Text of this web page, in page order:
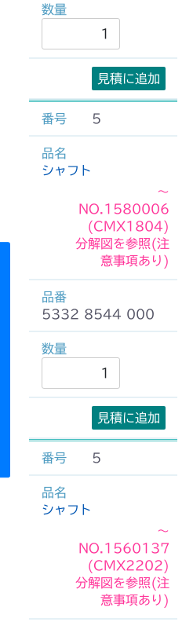
見積に追加
5
シャフト
～
NO.1580006
(CMX1804)
分解図を参照(注
意事項あり)
5332 8544 000
見積に追加
5
シャフト
～
NO.1560137
(CMX2202)
分解図を参照(注
意事項あり)